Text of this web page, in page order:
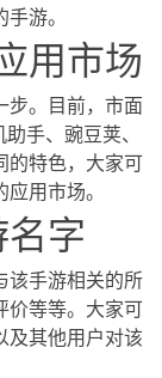
游。
用市场
步。目前，市面
手、豌豆荚、
的特色，大家可
用市场。
字
该手游相关的所
价等等。大家可
及其他用户对该